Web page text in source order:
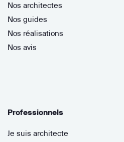
Nos architectes
Nos guides
Nos réalisations
Nos avis
Professionnels
Je suis architecte